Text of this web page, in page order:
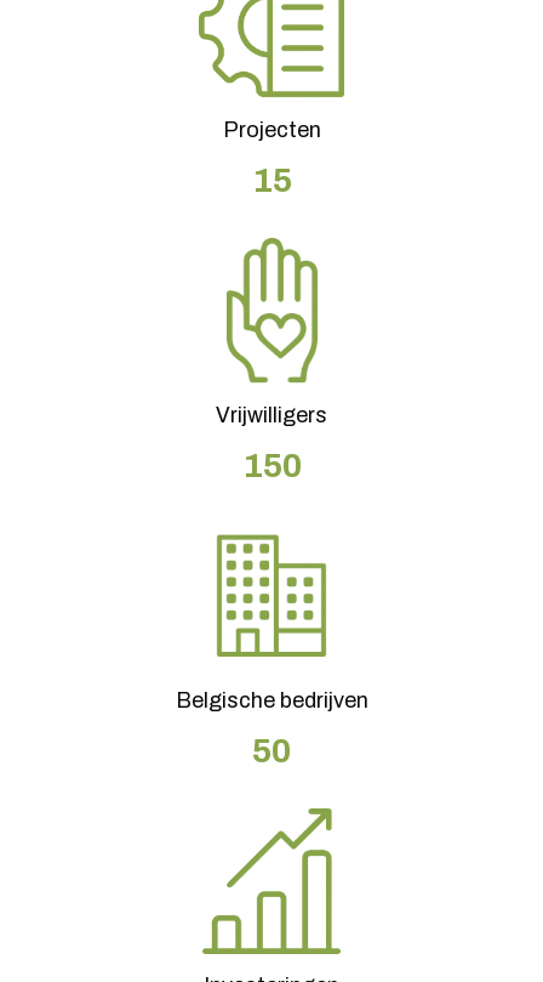
Projecten
15
Vrijwilligers
150
Belgische bedrijven
50